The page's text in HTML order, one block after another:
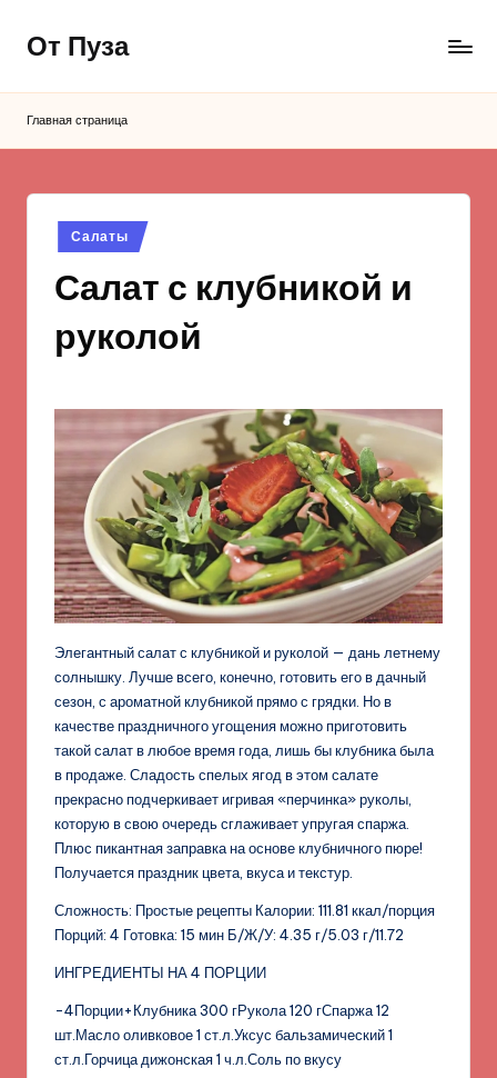
Перейти
содержимому
От Пуза
вкусные
Главная страница
Опубликовано
в
Салаты
Салат с клубникой и
руколой
Элегантный салат с клубникой и руколой — дань летнему
солнышку. Лучше всего, конечно, готовить его в дачный
сезон, с ароматной клубникой прямо с грядки. Но в
качестве праздничного угощения можно приготовить
такой салат в любое время года, лишь бы клубника была
в продаже. Сладость спелых ягод в этом салате
прекрасно подчеркивает игривая «перчинка» руколы,
которую в свою очередь сглаживает упругая спаржа.
Плюс пикантная заправка на основе клубничного пюре!
Получается праздник цвета, вкуса и текстур.
Сложность: Простые рецепты Калории: 111.81 ккал/порция
Порций: 4 Готовка: 15 мин Б/Ж/У: 4.35 г/5.03 г/11.72
ИНГРЕДИЕНТЫ НА 4 ПОРЦИИ
-4Порции+Клубника 300 гРукола 120 гСпаржа 12
шт.Масло оливковое 1 ст.л.Уксус бальзамический 1
ст.л.Горчица дижонская 1 ч.л.Соль по вкусу